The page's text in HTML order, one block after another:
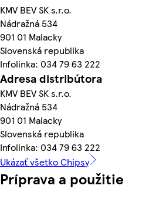
KMV BEV SK s.r.o.
Nádražná 534
901 01 Malacky
Slovenská republika
Infolinka: 034 79 63 222
Adresa distribútora
KMV BEV SK s.r.o.
Nádražná 534
901 01 Malacky
Slovenská republika
Infolinka: 034 79 63 222
Ukázať všetko Chipsy
Príprava a použitie